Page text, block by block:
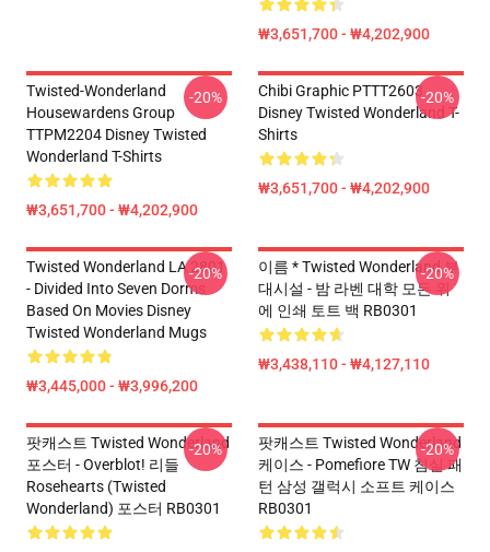
₩3,651,700 - ₩4,202,900
Twisted-Wonderland
Housewardens Group
TTPM2204 Disney Twisted
Wonderland T-Shirts
₩3,651,700 - ₩4,202,900
-20%
Chibi Graphic PTTT2603
Disney Twisted Wonderland T-
Shirts
₩3,651,700 - ₩4,202,900
-20%
Twisted Wonderland LA 2801
- Divided Into Seven Dorms
Based On Movies Disney
Twisted Wonderland Mugs
₩3,445,000 - ₩3,996,200
-20%
이름 * Twisted Wonderland 부
대시설 - 밤 라벤 대학 모든 위
에 인쇄 토트 백 RB0301
₩3,438,110 - ₩4,127,110
-20%
팟캐스트 Twisted Wonderland
포스터 - Overblot! 리들
Rosehearts (Twisted
Wonderland) 포스터 RB0301
-20%
팟캐스트 Twisted Wonderland
케이스 - Pomefiore TW 침실 패
턴 삼성 갤럭시 소프트 케이스
RB0301
-20%